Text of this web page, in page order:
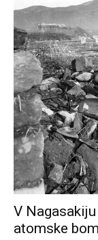
V
atomske